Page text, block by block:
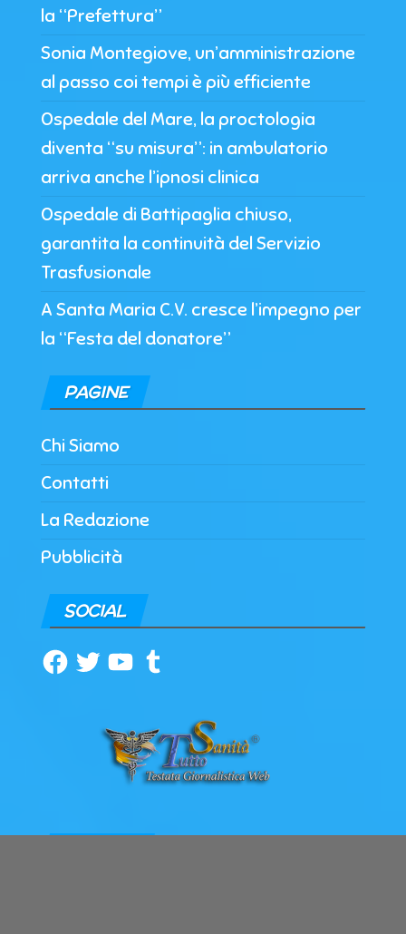
la “Prefettura”
Sonia Montegiove, un’amministrazione
al passo coi tempi è più efficiente
Ospedale del Mare, la proctologia
diventa “su misura”: in ambulatorio
arriva anche l’ipnosi clinica
Ospedale di Battipaglia chiuso,
garantita la continuità del Servizio
Trasfusionale
A Santa Maria C.V. cresce l’impegno per
la “Festa del donatore”
PAGINE
Chi Siamo
Contatti
La Redazione
Pubblicità
SOCIAL
Facebook
TwitterYouTubeTumblr